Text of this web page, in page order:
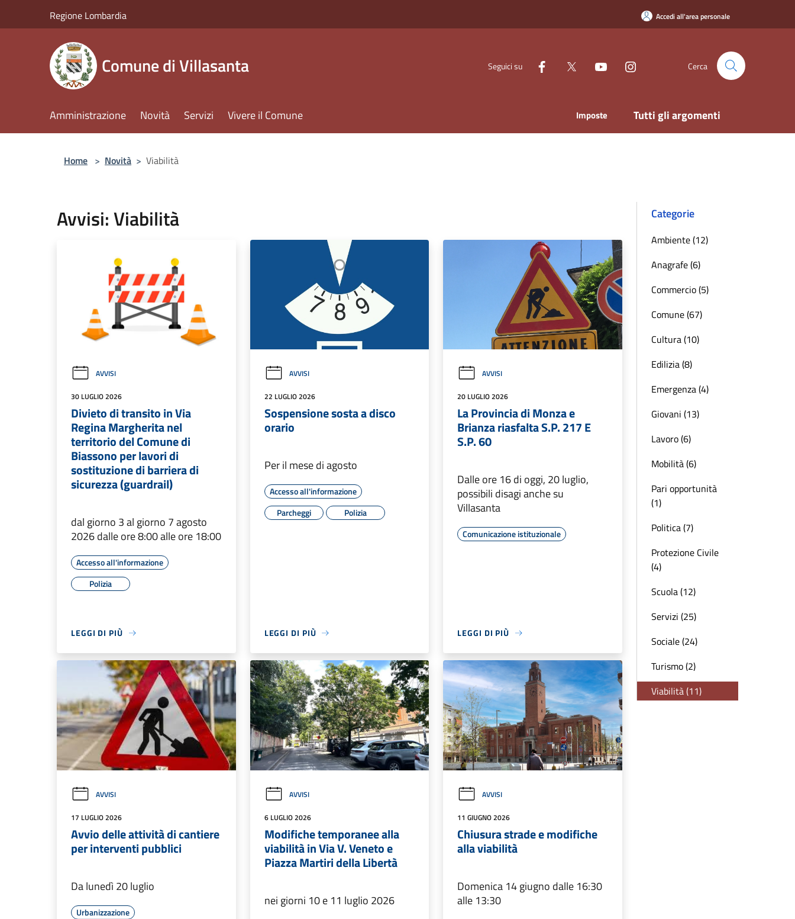
Regione Lombardia Accedi all'area personale
Comune di Villasanta Seguici su Cerca
Amministrazione Novità Servizi Vivere il Comune Imposte Tutti gli argomenti
Home > Novità > Viabilità
Avvisi: Viabilità
AVVISI
30 LUGLIO 2026
Divieto di transito in Via
Regina Margherita nel
territorio del Comune di
Biassono per lavori di
sostituzione di barriera di
sicurezza (guardrail)
dal giorno 3 al giorno 7 agosto
2026 dalle ore 8:00 alle ore 18:00
Accesso all'informazione
Polizia
LEGGI DI PIÙ
AVVISI
22 LUGLIO 2026
Sospensione sosta a disco
orario
Per il mese di agosto
Accesso all'informazione
Parcheggi
Polizia
LEGGI DI PIÙ
AVVISI
20 LUGLIO 2026
La Provincia di Monza e
Brianza riasfalta S.P. 217 E
S.P. 60
Dalle ore 16 di oggi, 20 luglio,
possibili disagi anche su
Villasanta
Comunicazione istituzionale
LEGGI DI PIÙ
AVVISI
17 LUGLIO 2026
Avvio delle attività di cantiere
per interventi pubblici
Da lunedì 20 luglio
Urbanizzazione
AVVISI
6 LUGLIO 2026
Modifiche temporanee alla
viabilità in Via V. Veneto e
Piazza Martiri della Libertà
nei giorni 10 e 11 luglio 2026
AVVISI
11 GIUGNO 2026
Chiusura strade e modifiche
alla viabilità
Domenica 14 giugno dalle 16:30
alle 13:30
Categorie
Ambiente (12)
Anagrafe (6)
Commercio (5)
Comune (67)
Cultura (10)
Edilizia (8)
Emergenza (4)
Giovani (13)
Lavoro (6)
Mobilità (6)
Pari opportunità
(1)
Politica (7)
Protezione Civile
(4)
Scuola (12)
Servizi (25)
Sociale (24)
Turismo (2)
Viabilità (11)